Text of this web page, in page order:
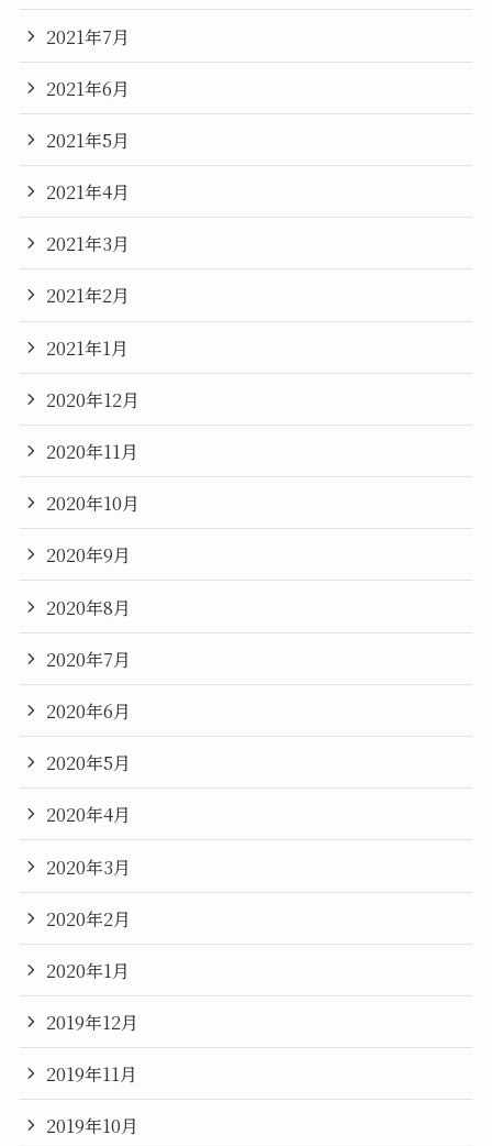
2021年7月
2021年6月
2021年5月
2021年4月
2021年3月
2021年2月
2021年1月
2020年12月
2020年11月
2020年10月
2020年9月
2020年8月
2020年7月
2020年6月
2020年5月
2020年4月
2020年3月
2020年2月
2020年1月
2019年12月
2019年11月
2019年10月